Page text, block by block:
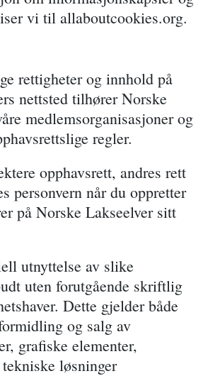
vi til allaboutcookies.org.
rettigheter og innhold på
nettsted tilhører Norske
medlemsorganisasjoner og
regler.
opphavsrett, andres rett
personvern når du oppretter
på Norske Lakseelver sitt
utnyttelse av slike
uten forutgående skriftlig
Dette gjelder både
og salg av
grafiske elementer,
løsninger